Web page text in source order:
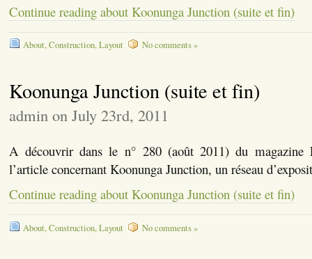
Continue reading about Koonunga Junction (suite et fin)
About,Construction,Layout No comments »
Koonunga Junction (suite et fin)
admin on July 23rd, 2011
A découvrir dans le n° 280 (août 2011) du
l’article concernant Koonunga Junction, un réseau
Continue reading about Koonunga Junction (suite et fin)
About,Construction,Layout No comments »